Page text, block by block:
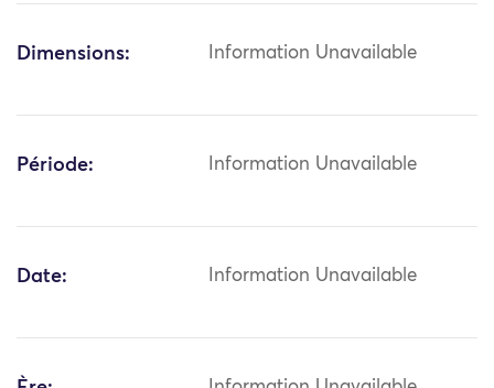
Dimensions: Information Unavailable
Période: Information Unavailable
Date: Information Unavailable